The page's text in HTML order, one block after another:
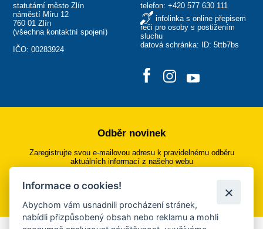
statutární město Zlín
náměstí Míru 12
760 01 Zlín
(všechna kontaktní spojení)
IČO: 00283924
telefon: +420 577 630 111
infolinka s online přepisem
řeči pro osoby s postižením
sluchu
datová schránka: ID: 5ttb7bs
Odběr novinek
Zaregistrujte svou e-mailovou adresu k pravidelnému odběru
aktuálních informací z našeho webu
Přihlásit se k odběru
Informace o cookies!
Abychom vám usnadnili procházení stránek,
nabídli přizpůsobený obsah nebo reklamu a mohli